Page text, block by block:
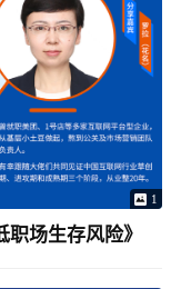
1
职场生存风险》